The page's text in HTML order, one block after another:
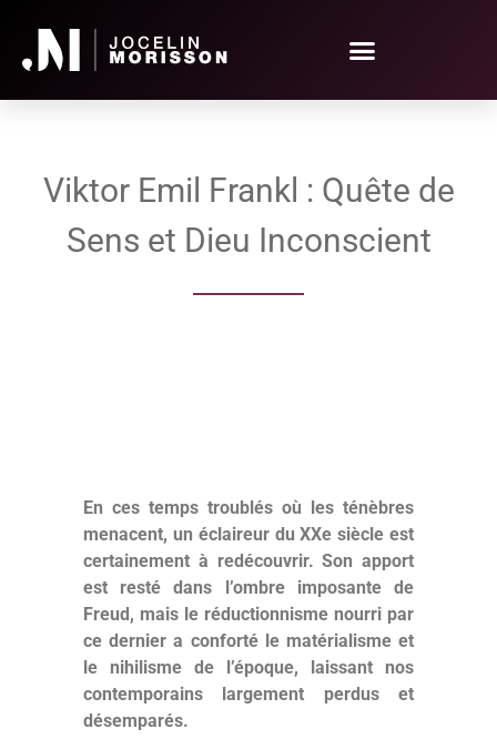
Viktor Emil Frankl : Quête de
Sens et Dieu Inconscient
En ces temps troublés où les ténèbres
menacent, un éclaireur du XXe siècle est
certainement à redécouvrir. Son apport
est resté dans l’ombre imposante de
Freud, mais le réductionnisme nourri par
ce dernier a conforté le matérialisme et
le nihilisme de l’époque, laissant nos
contemporains largement perdus et
désemparés.